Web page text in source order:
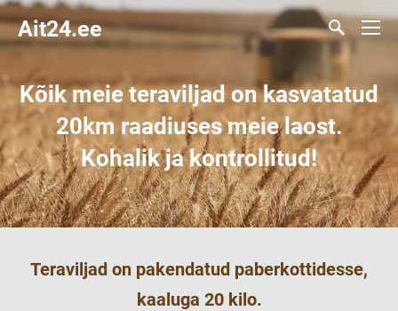
Ait24.ee
Kõik meie teraviljad on kasvatatud
20km raadiuses meie laost.
Kohalik ja kontrollitud!
Teraviljad on pakendatud paberkottidesse,
kaaluga 20 kilo.